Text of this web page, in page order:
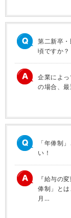
第二新卒
頃ですか？
企業によ
の場合、
「年俸制
い！
『給与の
俸制」と
月…